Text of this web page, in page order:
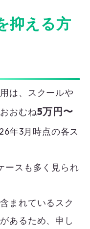
抑える方
は、スクールや
おむね5万円〜
年3月時点の各ス
ースも多く見られ
まれているスク
あるため、申し